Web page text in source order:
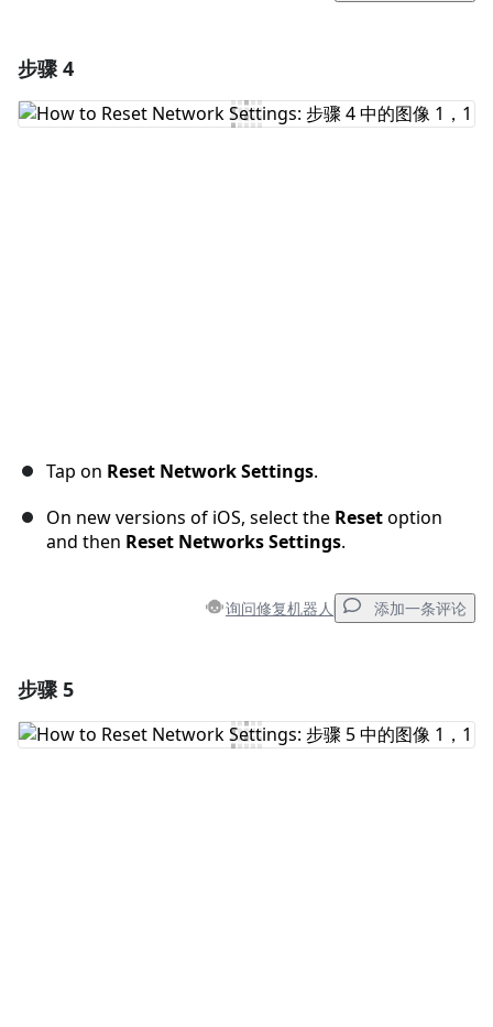
添加评论
步骤 4
Tap on Reset Network Settings.
On new versions of iOS, select the Resetoption
and then Reset Networks Settings.
询问修复机器人 添加一条评论
添加评论
步骤 5